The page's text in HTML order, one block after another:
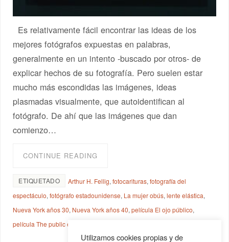
Es relativamente fácil encontrar las ideas de los
mejores fotógrafos expuestas en palabras,
generalmente en un intento -buscado por otros- de
explicar hechos de su fotografía. Pero suelen estar
mucho más escondidas las imágenes, ideas
plasmadas visualmente, que autoidentifican al
fotógrafo. De ahí que las imágenes que dan
comienzo…
CONTINUE READING
ETIQUETADO Arthur H. Fellig,fotocarituras,fotografía del
espectáculo,fotógrafo estadounidense, La mujer obús,lente elástica,
Nueva York años 30, Nueva York años 40,película El ojo público,
película The public eye
Utilizamos cookies propias y de